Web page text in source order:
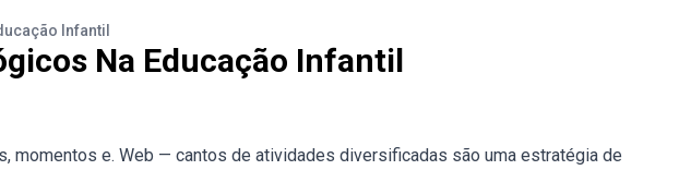
Infantil
Na Educação Infantil
momentos e. Web — cantos de atividades diversificadas são uma estratégia de